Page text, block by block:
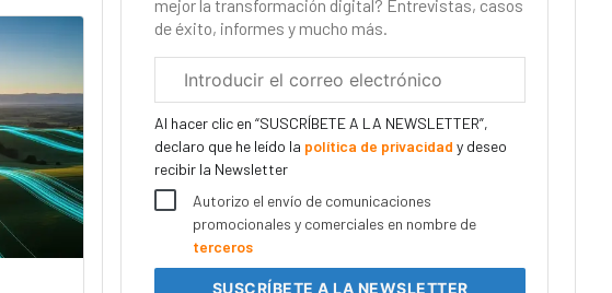
mejor la transformación digital? Entrevistas, casos
de éxito, informes y mucho más.
electrónico
Al hacer clic en “SUSCRÍBETE A LA NEWSLETTER”,
declaro que he leído la política de privacidady deseo
recibir la Newsletter
Autorizo el envío de comunicaciones
promocionales y comerciales en nombre de
terceros
SUSCRÍBETEA LA NEWSLETTER